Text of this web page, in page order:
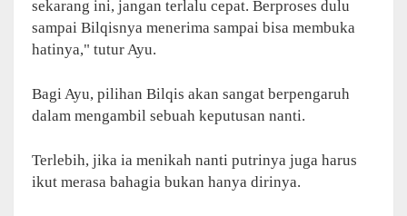
sekarang ini, jangan terlalu cepat. Berproses dulu
sampai Bilqisnya menerima sampai bisa membuka
hatinya," tutur Ayu.
Bagi Ayu, pilihan Bilqis akan sangat berpengaruh
dalam mengambil sebuah keputusan nanti.
Terlebih, jika ia menikah nanti putrinya juga harus
ikut merasa bahagia bukan hanya dirinya.